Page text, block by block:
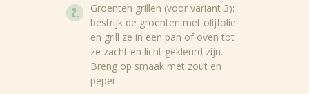
Groenten grillen (voor variant 3):
bestrijk de groenten met olijfolie
en grill ze in een pan of oven tot
ze zacht en licht gekleurd zijn.
Breng op smaak met zout en
peper.